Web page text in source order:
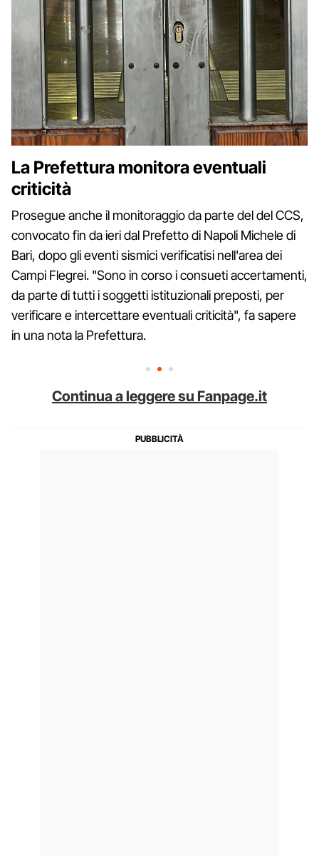
La Prefettura monitora eventuali
criticità
Prosegue anche il monitoraggio da parte del del CCS,
convocato fin da ieri dal Prefetto di Napoli Michele di
Bari, dopo gli eventi sismici verificatisi nell'area dei
Campi Flegrei. "Sono in corso i consueti accertamenti,
da parte di tutti i soggetti istituzionali preposti, per
verificare e intercettare eventuali criticità", fa sapere
in una nota la Prefettura.
Continua a leggere su Fanpage.it